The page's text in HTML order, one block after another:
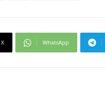
X WhatsApp